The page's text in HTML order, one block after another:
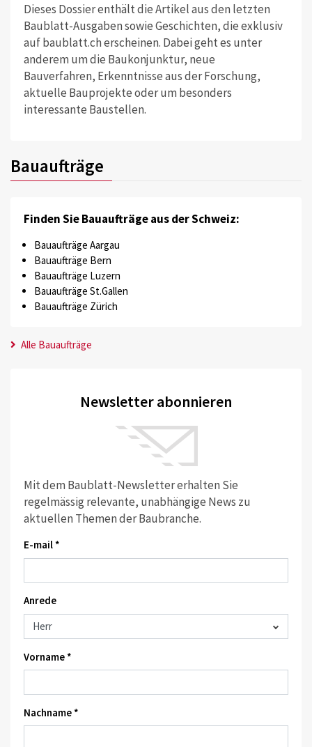
Dieses Dossier enthält die Artikel aus den letzten
Baublatt-Ausgaben sowie Geschichten, die exklusiv
auf baublatt.ch erscheinen. Dabei geht es unter
anderem um die Baukonjunktur, neue
Bauverfahren, Erkenntnisse aus der Forschung,
aktuelle Bauprojekte oder um besonders
interessante Baustellen.
Bauaufträge
Finden Sie Bauaufträge aus der Schweiz:
Bauaufträge Aargau
Bauaufträge Bern
Bauaufträge Luzern
Bauaufträge St.Gallen
Bauaufträge Zürich
Alle Bauaufträge
Newsletter abonnieren
Mit dem Baublatt-Newsletter erhalten Sie
regelmässig relevante, unabhängige News zu
aktuellen Themen der Baubranche.
E-mail *
Anrede
Vorname *
Nachname *